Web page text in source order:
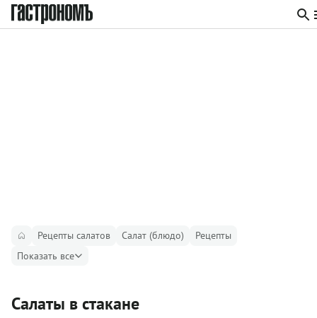
Рецепты салатов Салат (блюдо)
Рецепты
Показать все
Салаты в стакане